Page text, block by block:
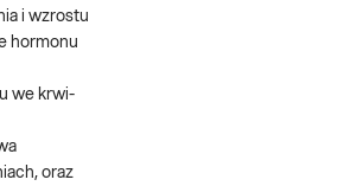
i wzrostu
hormonu
we krwi-
oraz